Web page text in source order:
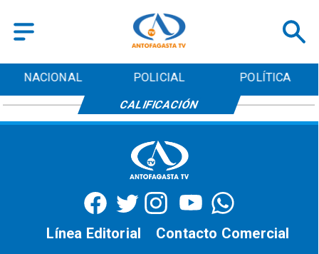
NACIONAL POLICIAL POLÍTICA
CALIFICACIÓN
Contacto Comercial
Línea Editorial